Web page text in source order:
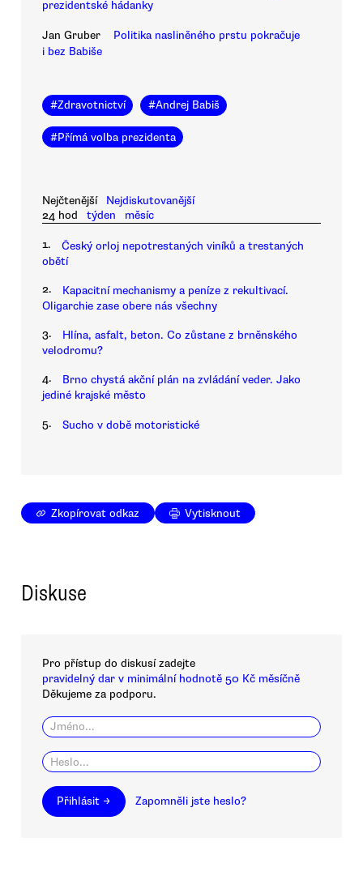
prezidentské hádanky
Jan Gruber
Politika nasliněného prstu pokračuje
i bez Babiše
#Zdravotnictví #Andrej Babiš
#Přímá volba prezidenta
Nejčtenější
Nejdiskutovanější
24 hod
týden měsíc
1.
Český orloj nepotrestaných viníků a trestaných
obětí
2.
Kapacitní mechanismy a peníze z rekultivací.
Oligarchie zase obere nás všechny
3.
Hlína, asfalt, beton. Co zůstane z brněnského
velodromu?
4.
Brno chystá akční plán na zvládání veder. Jako
jediné krajské město
5. Sucho v době motoristické
Zkopírovat odkaz Vytisknout
Diskuse
Pro přístup do diskusí zadejte
pravidelný dar v minimální hodnotě 50 Kč měsíčně
Děkujeme za podporu.
Přihlásit → Zapomněli jste heslo?